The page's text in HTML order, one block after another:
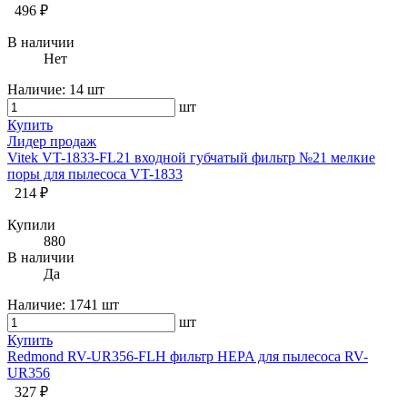
496 ₽
В наличии
Нет
Наличие: 14 шт
шт
Купить
Лидер продаж
Vitek VT-1833-FL21 входной губчатый фильтр №21 мелкие
поры для пылесоса VT-1833
214 ₽
Купили
880
В наличии
Да
Наличие: 1741 шт
шт
Купить
Redmond RV-UR356-FLH фильтр HEPA для пылесоса RV-
UR356
327 ₽